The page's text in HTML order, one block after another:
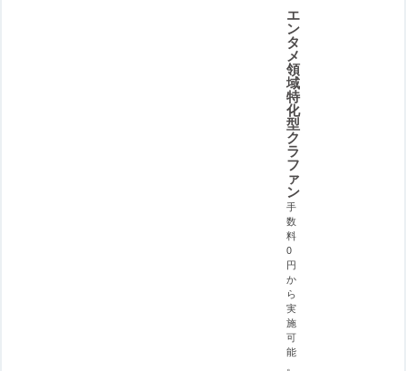
エ
ン
タ
メ
領
域
特
化
型
ク
ラ
フ
ァ
ン
手
数
料
0
円
か
ら
実
施
可
能